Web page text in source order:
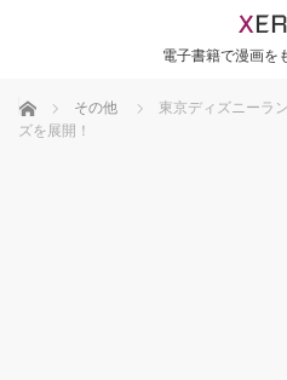
電子書籍で漫画を
ホーム その他
東京ディズニーラ
ズを展開！